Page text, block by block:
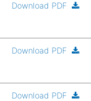
Download PDF
Download PDF
Download PDF